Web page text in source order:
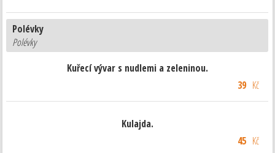
Polévky
Polévky
Kuřecí vývar s nudlemi a zeleninou.
39Kč
Kulajda.
45 Kč